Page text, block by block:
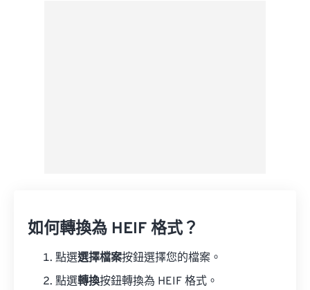
如何轉換為 HEIF 格式？
點選選擇檔案按鈕選擇您的檔案。
點選轉換按鈕轉換為 HEIF 格式。